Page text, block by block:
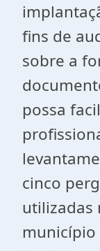
fins de
sobre a
possa
cinco
utilizadas
município